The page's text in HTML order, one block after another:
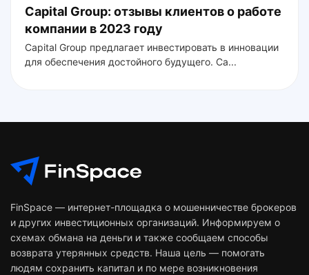
Capital Group: отзывы клиентов о работе
компании в 2023 году
Capital Group предлагает инвестировать в инновации
для обеспечения достойного будущего. Са...
FinSpace — интернет-площадка о мошенничестве брокеров
и других инвестиционных организаций. Информируем о
схемах обмана на деньги и также сообщаем способы
возврата утерянных средств. Наша цель — помогать
людям сохранить капитал и по мере возникновения